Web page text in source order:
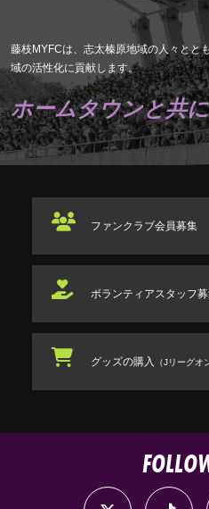
藤枝MYFCは、志太榛原地域の人々とと
域の活性化に貢献します。
ホームタウンと共
ファンクラブ会員募集
ボランティアスタッフ
グッズの購入 （Jリーグオ